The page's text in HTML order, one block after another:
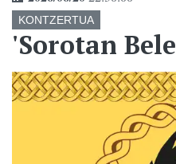
KONTZERTUA
'Sorotan